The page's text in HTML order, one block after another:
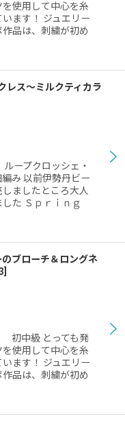
使用して中心を糸
ます！ ジュエリー
品は、刺繍が初め
レス〜ミルクティカラ
ープクロッシェ・
み 以前伊勢丹ビー
ましたところ大人
した Ｓｐｒｉｎｇ
ブローチ＆ロングネ
初中級 とっても発
使用して中心を糸
ます！ ジュエリー
品は、刺繍が初め